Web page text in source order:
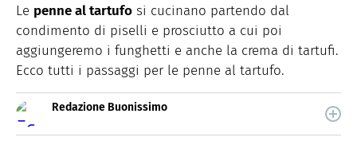
Le penne al tartufo si cucinano partendo dal
condimento di piselli e prosciutto a cui poi
aggiungeremo i funghetti e anche la crema di tartufi.
Ecco tutti i passaggi per le penne al tartufo.
Redazione Buonissimo
quale trovi idee veloci, facili e spiegate passo passo.